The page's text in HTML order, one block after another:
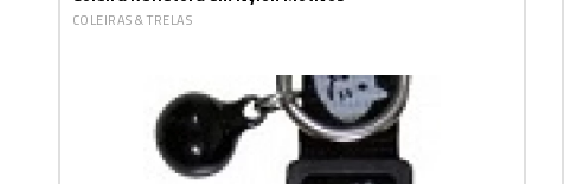
COLEIRAS & TRELAS